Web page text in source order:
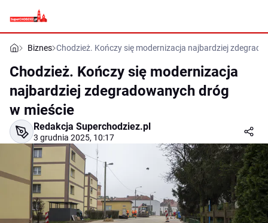
Biznes Chodzież. Kończy się modernizacja najbardziej
Chodzież. Kończy się modernizacja
najbardziej zdegradowanych dróg
w mieście
Redakcja Superchodziez.pl
3 grudnia 2025, 10:17